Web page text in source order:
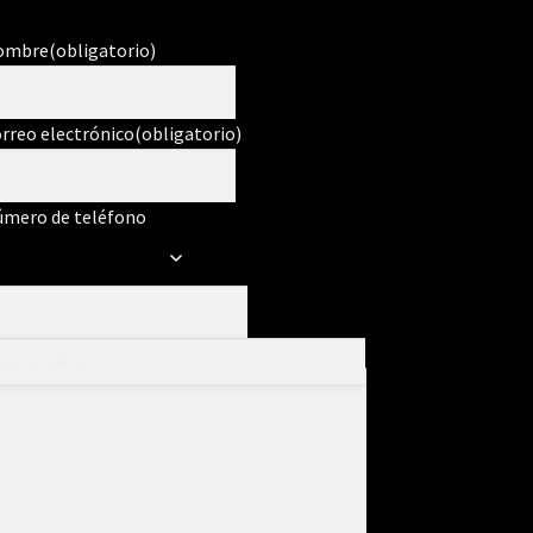
(obligatorio)
electrónico(obligatorio)
de teléfono